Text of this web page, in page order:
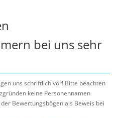
bei uns sehr
uns schriftlich vor! Bitte beachten
keine Personennamen
Bewertungsbögen als Beweis bei